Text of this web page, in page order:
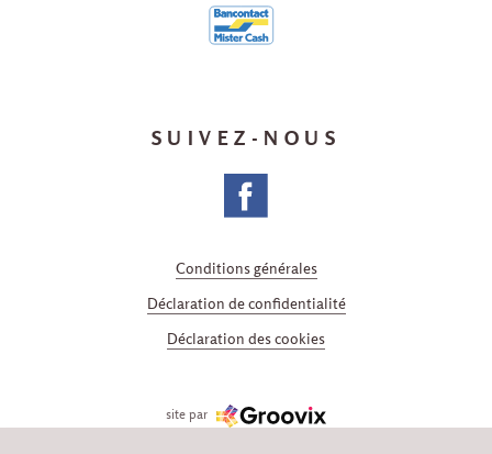
SUIVEZ-NOUS
Conditions générales
Déclaration de confidentialité
Déclaration des cookies
site par